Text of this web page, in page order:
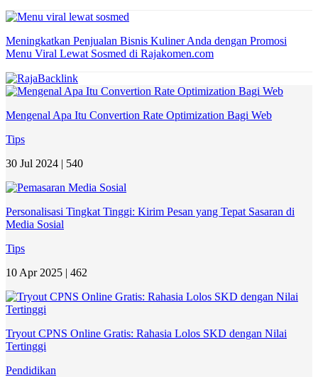
Meningkatkan Penjualan Bisnis Kuliner Anda dengan Promosi
Menu Viral Lewat Sosmed di Rajakomen.com
Mengenal Apa Itu Convertion Rate Optimization Bagi Web
Tips
30 Jul 2024 | 540
Personalisasi Tingkat Tinggi: Kirim Pesan yang Tepat Sasaran di
Media Sosial
Tips
10 Apr 2025 | 462
Tryout CPNS Online Gratis: Rahasia Lolos SKD dengan Nilai
Tertinggi
Pendidikan